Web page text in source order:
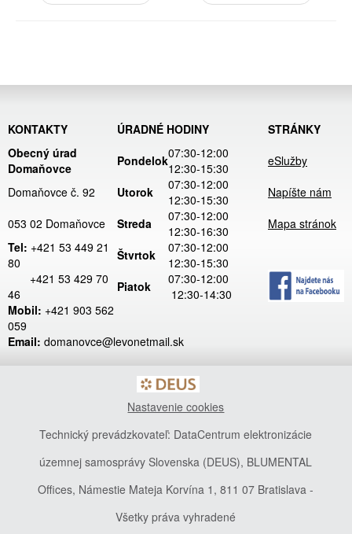
KONTAKTY ÚRADNÉ HODINY
STRÁNKY
Obecný úrad
Domaňovce
Pondelok07:30-12:00
12:30-15:30
eSlužby
Domaňovce č. 92
Utorok
07:30-12:00
12:30-15:30
Napíšte nám
053 02 Domaňovce
Streda
07:30-12:00
12:30-16:30
Mapa stránok
Tel: +421 53 449 21
80
Štvrtok
07:30-12:00
12:30-15:30
+421 53 429 70
46
Piatok
07:30-12:00
12:30-14:30
Mobil: +421 903 562
059
Email: domanovce@levonetmail.sk
Nastavenie cookies
Technický prevádzkovateľ: DataCentrum elektronizácie
územnej samosprávy Slovenska (DEUS), BLUMENTAL
Offices, Námestie Mateja Korvína 1, 811 07 Bratislava -
Všetky práva vyhradené